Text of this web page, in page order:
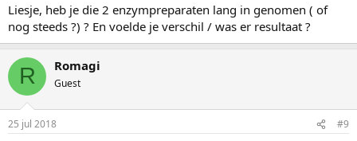
Liesje, heb je die 2 enzympreparaten lang in genomen ( of
nog steeds ?) ? En voelde je verschil / was er resultaat ?
R Romagi
Guest
25 jul 2018 #9